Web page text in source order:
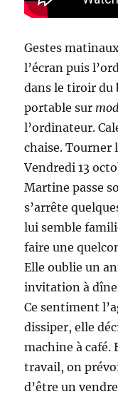
Gestes
l’écran puis
dans le tiroir du
portable sur
l’ordinateur.
chaise. Tourner
Vendredi 13
Martine passe
s’arrête
lui semble
faire une
Elle oublie un
invitation à
Ce sentiment
dissiper, elle
machine à café.
travail, on
d’être un